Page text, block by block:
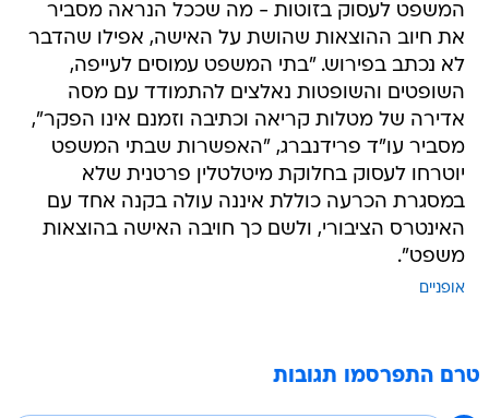
המשפט לעסוק בזוטות - מה שככל הנראה מסביר
את חיוב ההוצאות שהושת על האישה, אפילו שהדבר
לא נכתב בפירוש. "בתי המשפט עמוסים לעייפה,
השופטים והשופטות נאלצים להתמודד עם מסה
אדירה של מטלות קריאה וכתיבה וזמנם אינו הפקר",
מסביר עו"ד פרידנברג, "האפשרות שבתי המשפט
יוטרחו לעסוק בחלוקת מיטלטלין פרטנית שלא
במסגרת הכרעה כוללת איננה עולה בקנה אחד עם
האינטרס הציבורי, ולשם כך חויבה האישה בהוצאות
משפט".
אופניים
טרם התפרסמו תגובות